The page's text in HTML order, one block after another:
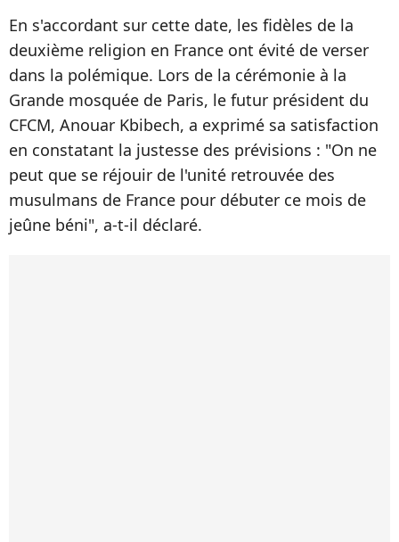
En s'accordant sur cette date, les fidèles de la
deuxième religion en France ont évité de verser
dans la polémique. Lors de la cérémonie à la
Grande mosquée de Paris, le futur président du
CFCM, Anouar Kbibech, a exprimé sa satisfaction
en constatant la justesse des prévisions : "On ne
peut que se réjouir de l'unité retrouvée des
musulmans de France pour débuter ce mois de
jeûne béni", a-t-il déclaré.